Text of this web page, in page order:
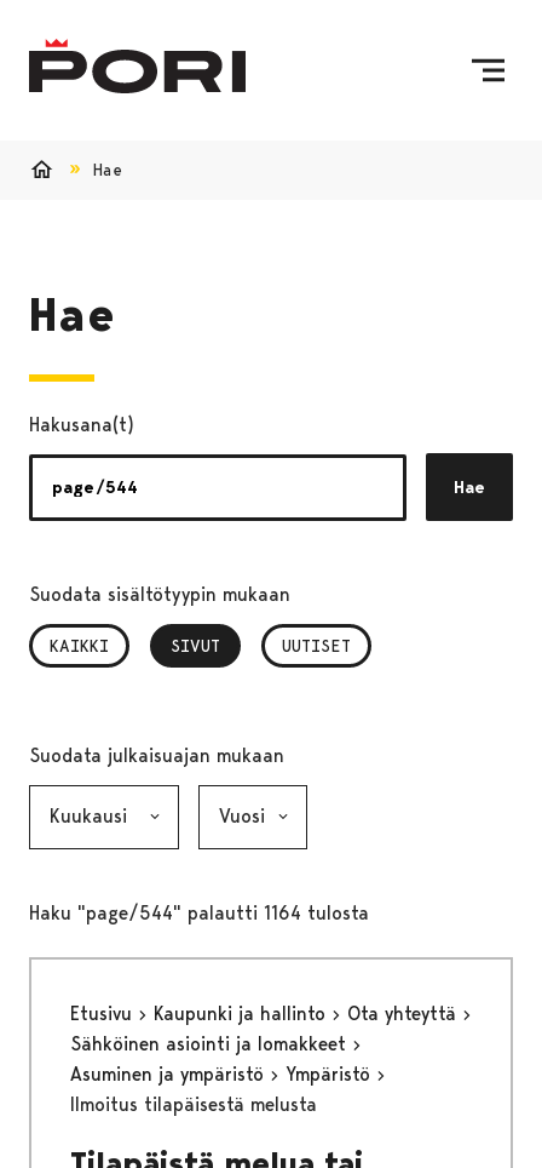
Hae
Hae
Hakusana(t)
Hae
Suodata sisältötyypin mukaan
KAIKKI SIVUT
, VALITTU UUTISET
Suodata julkaisuajan mukaan
Haku "page/544" palautti 1164 tulosta
Etusivu Kaupunki ja hallinto
Ota yhteyttä
Sähköinen asiointi ja lomakkeet
Asuminen ja ympäristö
Ympäristö
Ilmoitus tilapäisestä melusta